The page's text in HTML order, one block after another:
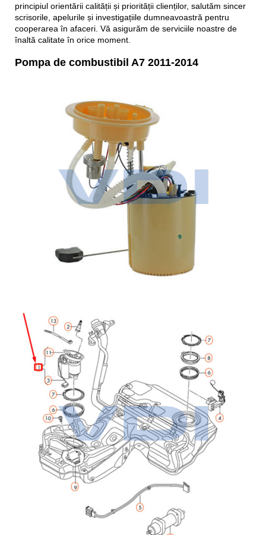
principiul orientării calității și priorității clienților, salutăm sincer
scrisorile, apelurile și investigațiile dumneavoastră pentru
cooperarea în afaceri. Vă asigurăm de serviciile noastre de
înaltă calitate în orice moment.
Pompa de combustibil A7 2011-2014